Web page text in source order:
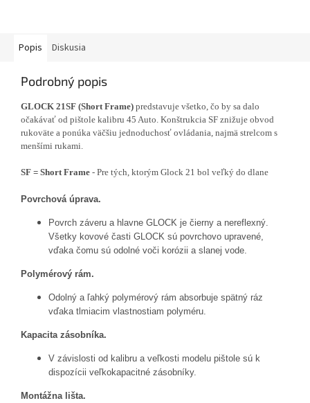
Popis Diskusia
Podrobný popis
GLOCK 21SF (Short Frame) predstavuje všetko, čo by sa dalo
očakávať od pištole kalibru 45 Auto. Konštrukcia SF znižuje obvod
rukoväte a ponúka väčšiu jednoduchosť ovládania, najmä strelcom s
menšími rukami.
SF = Short Frame - Pre tých, ktorým Glock 21 bol veľký do dlane
Povrchová úprava.
Povrch záveru a hlavne GLOCK je čierny a nereflexný.
Všetky kovové časti GLOCK sú povrchovo upravené,
vďaka čomu sú odolné voči korózii a slanej vode.
Polymérový rám.
Odolný a ľahký polymérový rám absorbuje spätný ráz
vďaka tlmiacim vlastnostiam polyméru.
Kapacita zásobníka.
V závislosti od kalibru a veľkosti modelu pištole sú k
dispozícii veľkokapacitné zásobníky.
Montážna lišta.